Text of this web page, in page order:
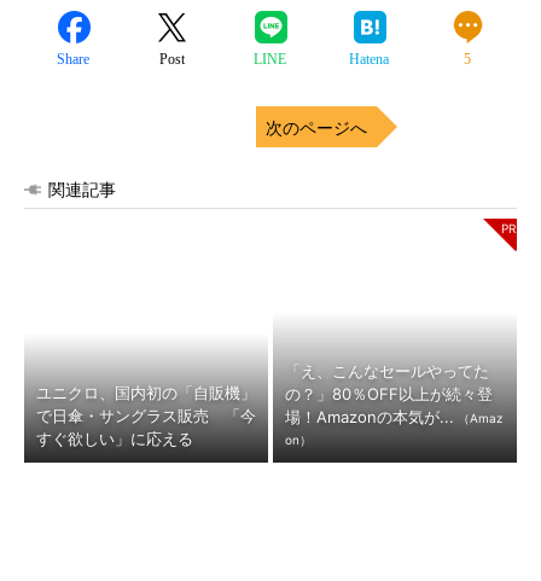
Share Post LINE Hatena 5
次のページへ
関連記事
ユニクロ、国内初の「自販機」
で日傘・サングラス販売 「今
すぐ欲しい」に応える
「え、こんなセールやってた
の？」80％OFF以上が続々登
場！Amazonの本気が...
（Amaz
on）